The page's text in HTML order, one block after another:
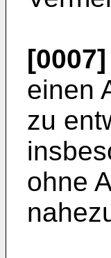
[0007]
einen
zu
ohne